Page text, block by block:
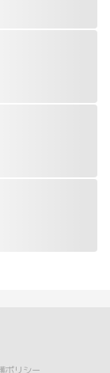
ポリシー